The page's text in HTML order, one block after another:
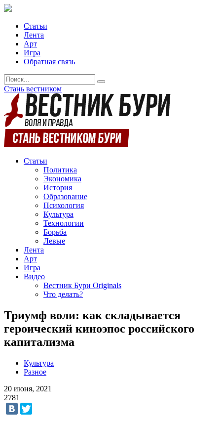
Статьи
Лента
Арт
Игра
Обратная связь
Стань вестником
Статьи
Политика
Экономика
История
Образование
Психология
Культура
Технологии
Борьба
Левые
Лента
Арт
Игра
Видео
Вестник Бури Originals
Что делать?
Триумф воли: как складывается
героический киноэпос российского
капитализма
Культура
Разное
20 июня, 2021
2781